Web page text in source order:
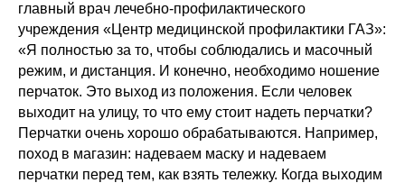
главный врач лечебно-профилактического
учреждения «Центр медицинской профилактики ГАЗ»:
«Я полностью за то, чтобы соблюдались и масочный
режим, и дистанция. И конечно, необходимо ношение
перчаток. Это выход из положения. Если человек
выходит на улицу, то что ему стоит надеть перчатки?
Перчатки очень хорошо обрабатываются. Например,
поход в магазин: надеваем маску и надеваем
перчатки перед тем, как взять тележку. Когда выходим